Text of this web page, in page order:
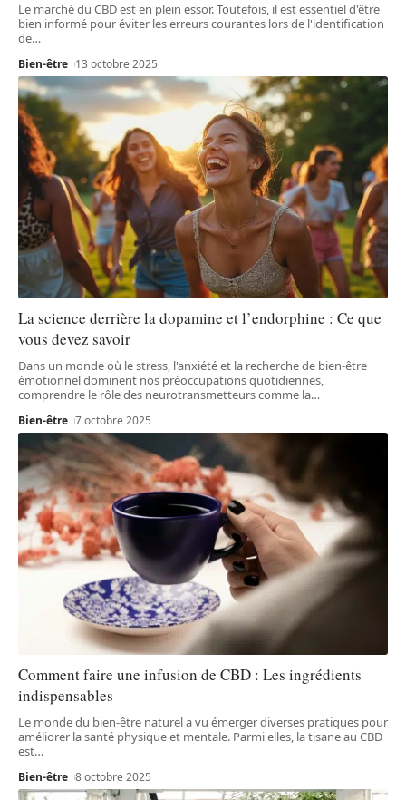
Le marché du CBD est en plein essor. Toutefois, il est essentiel d'être
bien informé pour éviter les erreurs courantes lors de l'identification
de…
Bien-être 13 octobre 2025
La science derrière la dopamine et l’endorphine : Ce que
vous devez savoir
Dans un monde où le stress, l'anxiété et la recherche de bien-être
émotionnel dominent nos préoccupations quotidiennes,
comprendre le rôle des neurotransmetteurs comme la…
Bien-être 7 octobre 2025
Comment faire une infusion de CBD : Les ingrédients
indispensables
Le monde du bien-être naturel a vu émerger diverses pratiques pour
améliorer la santé physique et mentale. Parmi elles, la tisane au CBD
est…
Bien-être 8 octobre 2025